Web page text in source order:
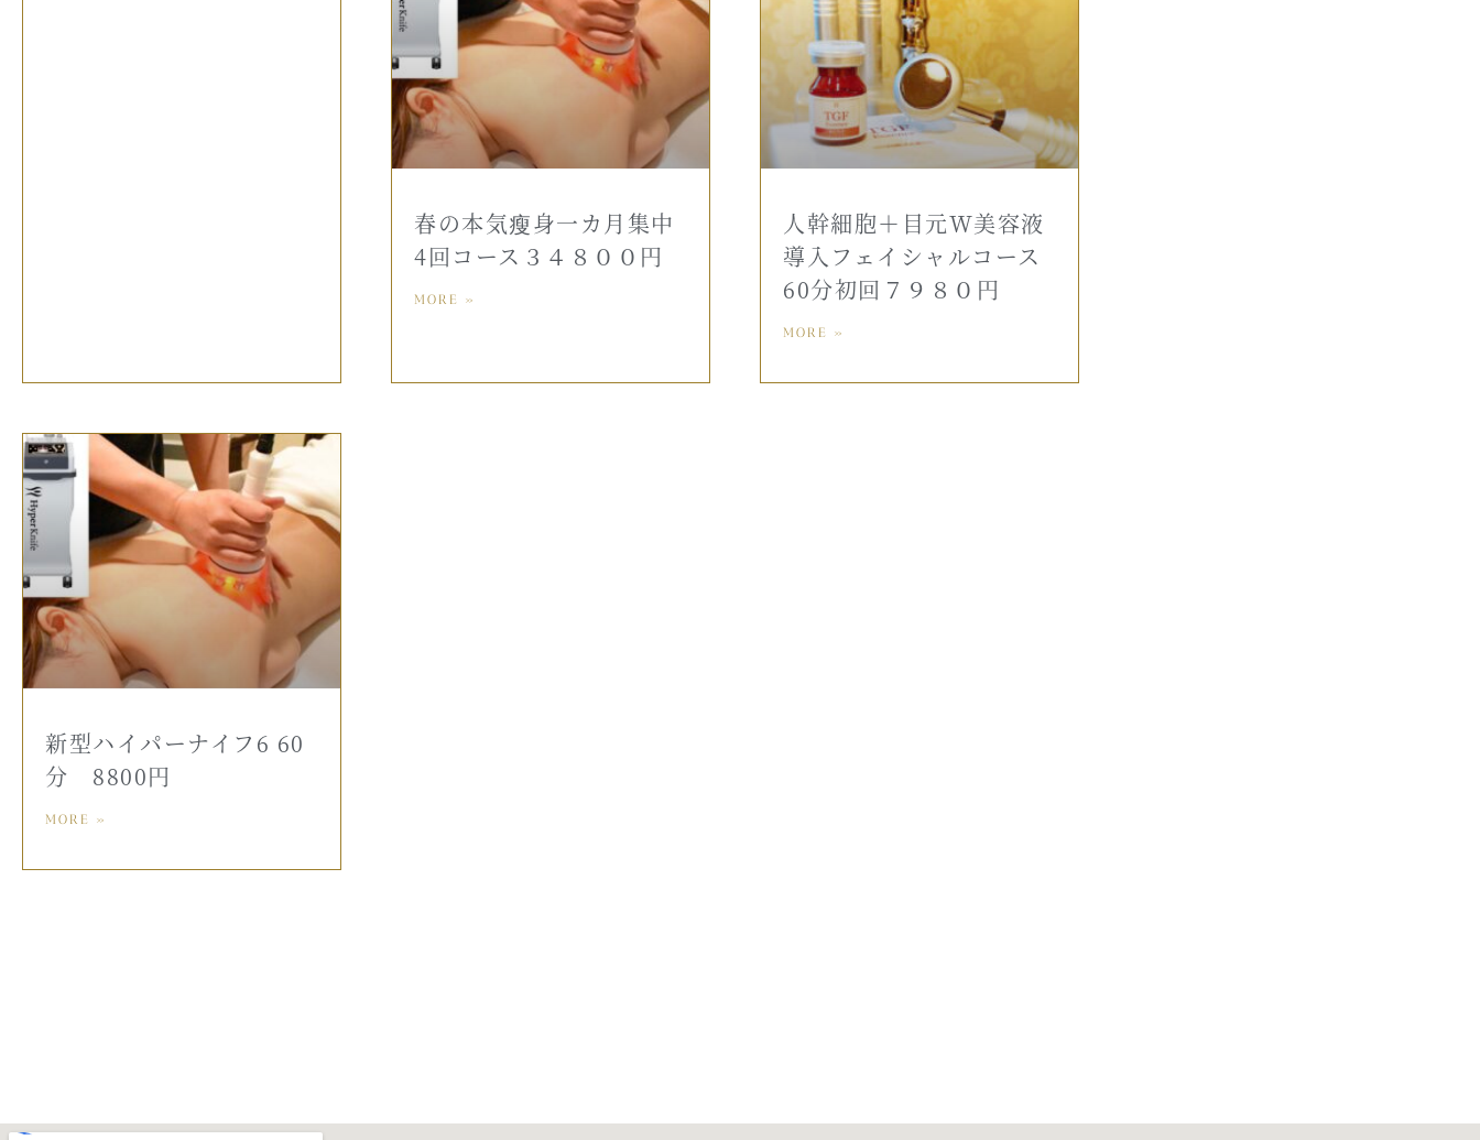
春の本気瘦身一カ月集中
4回コース３４８００円
MORE »
人幹細胞＋目元W美容液
導入フェイシャルコース
60分初回７９８０円
MORE »
新型ハイパーナイフ6 60
分 8800円
MORE »